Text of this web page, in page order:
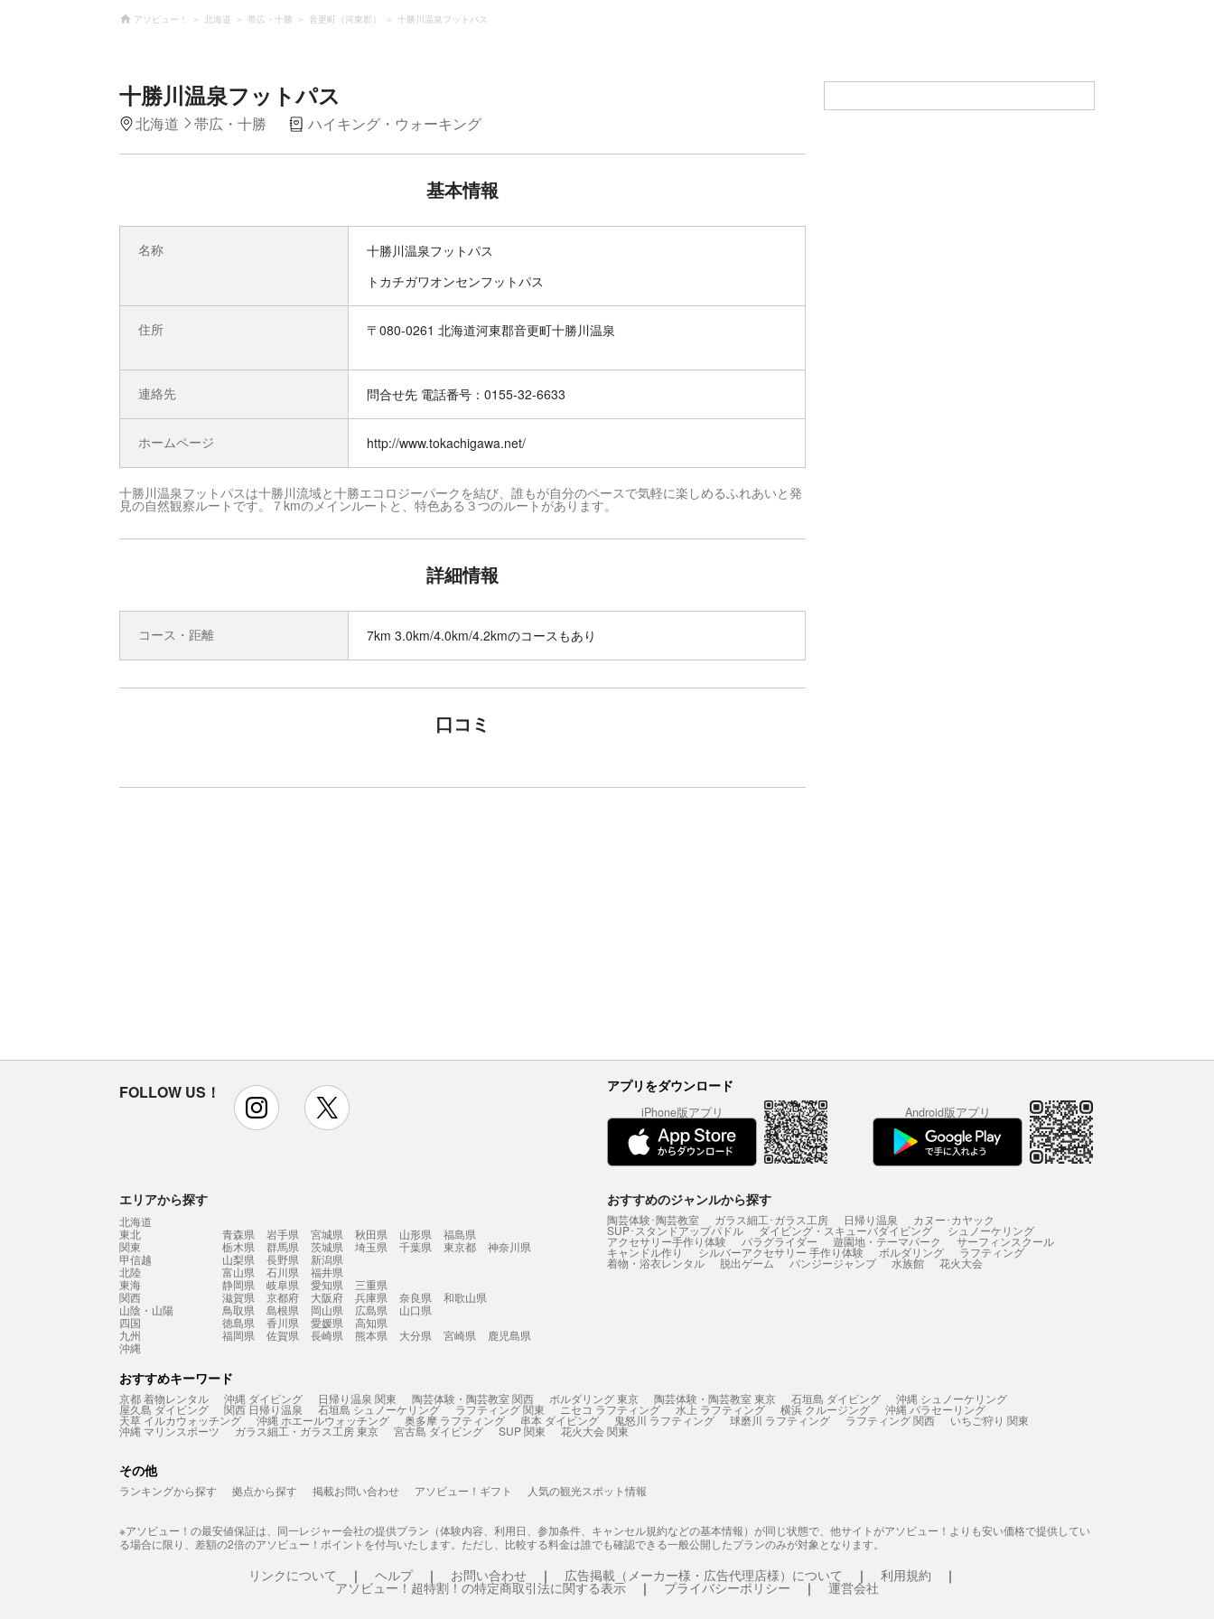
アソビュー！ 北海道 帯広・十勝 音更町（河東郡） 十勝川温泉フットパス
十勝川温泉フットパス
北海道 帯広・十勝 ハイキング・ウォーキング
基本情報
名称
十勝川温泉フットパス
トカチガワオンセンフットパス
住所 〒080-0261 北海道河東郡音更町十勝川温泉
連絡先 問合せ先 電話番号：0155-32-6633
ホームページ http://www.tokachigawa.net/
十勝川温泉フットパスは十勝川流域と十勝エコロジーパークを結び、誰もが自分のペースで気軽に楽しめるふれあいと発
見の自然観察ルートです。７kmのメインルートと、特色ある３つのルートがあります。
詳細情報
コース・距離 7km 3.0km/4.0km/4.2kmのコースもあり
口コミ
FOLLOW US！ instagram アプリをダウンロード
iPhone版アプリ Android版アプリ
エリアから探す
北海道
東北
青森県 岩手県 宮城県 秋田県 山形県
福島県
関東
栃木県 群馬県 茨城県 埼玉県 千葉県 東京都
神奈川県
甲信越
山梨県 長野県
新潟県
北陸
富山県 石川県
福井県
東海
静岡県 岐阜県 愛知県
三重県
関西
滋賀県 京都府 大阪府 兵庫県 奈良県
和歌山県
山陰・山陽
鳥取県 島根県 岡山県 広島県
山口県
四国
徳島県 香川県 愛媛県
高知県
九州
福岡県 佐賀県 長崎県 熊本県 大分県 宮崎県
鹿児島県
沖縄
おすすめのジャンルから探す
陶芸体験･陶芸教室 ガラス細工･ガラス工房 日帰り温泉 カヌー･カヤック
SUP･スタンドアップパドル ダイビング・スキューバダイビング シュノーケリング
アクセサリー手作り体験 パラグライダー 遊園地・テーマパーク サーフィンスクール
キャンドル作り シルバーアクセサリー 手作り体験 ボルダリング ラフティング
着物・浴衣レンタル 脱出ゲーム バンジージャンプ 水族館 花火大会
おすすめキーワード
京都 着物レンタル 沖縄 ダイビング 日帰り温泉 関東 陶芸体験・陶芸教室 関西 ボルダリング 東京 陶芸体験・陶芸教室 東京 石垣島 ダイビング 沖縄 シュノーケリング
屋久島 ダイビング 関西 日帰り温泉 石垣島 シュノーケリング ラフティング 関東 ニセコ ラフティング 水上 ラフティング 横浜 クルージング 沖縄 パラセーリング
天草 イルカウォッチング 沖縄 ホエールウォッチング 奥多摩 ラフティング 串本 ダイビング 鬼怒川 ラフティング 球磨川 ラフティング ラフティング 関西 いちご狩り 関東
沖縄 マリンスポーツ ガラス細工・ガラス工房 東京 宮古島 ダイビング SUP 関東 花火大会 関東
その他
ランキングから探す 拠点から探す 掲載お問い合わせ アソビュー！ギフト 人気の観光スポット情報
※アソビュー！の最安値保証は、同一レジャー会社の提供プラン（体験内容、利用日、参加条件、キャンセル規約などの基本情報）が同じ状態で、他サイトがアソビュー！よりも安い価格で提供してい
る場合に限り、差額の2倍のアソビュー！ポイントを付与いたします。ただし、比較する料金は誰でも確認できる一般公開したプランのみが対象となります。
リンクについて ヘルプ お問い合わせ 広告掲載（メーカー様・広告代理店様）について 利用規約
アソビュー！超特割！の特定商取引法に関する表示 プライバシーポリシー 運営会社